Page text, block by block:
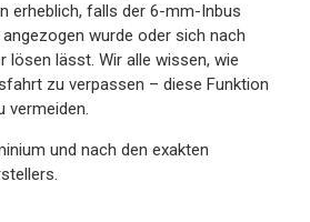
erheblich, falls der 6-mm-Inbus
wurde oder sich nach
lösen lässt. Wir alle wissen, wie
zu verpassen – diese Funktion
vermeiden.
und nach den exakten